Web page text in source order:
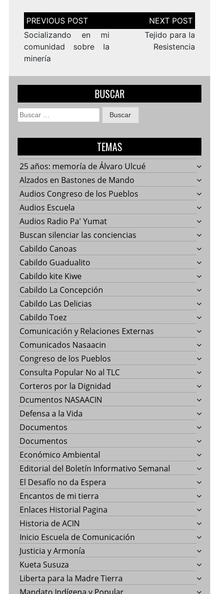
Navegación
de
entradas
Socializando en mi
comunidad sobre la
minería
Tejido para la
Resistencia
BUSCAR
Buscar:
TEMAS
25 años: memoría de Álvaro Ulcué
Alzados en Bastones de Mando
Audios Congreso de los Pueblos
Audios Escuela
Audios Radio Pa' Yumat
Buscan silenciar las conciencias
Cabildo Canoas
Cabildo Guadualito
Cabildo kite Kiwe
Cabildo La Concepción
Cabildo Las Delicias
Cabildo Toez
Comunicación y Relaciones Externas
Comunicados Nasaacin
Congreso de los Pueblos
Consulta Popular No al TLC
Corteros por la Dignidad
Dcumentos NASAACIN
Defensa a la Vida
Documentos
Documentos
Económico Ambiental
Editorial del Boletín Informativo Semanal
El Desafío no da Espera
Encantos de mi tierra
Enlaces Historial Pagina
Historia de ACIN
Inicio Escuela de Comunicación
Justicia y Armonía
Kueta Susuza
Liberta para la Madre Tierra